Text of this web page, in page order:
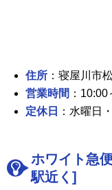
住所 ：寝屋川市
営業時間 ：
定休日
：水曜日
ホワイト急
駅近く]